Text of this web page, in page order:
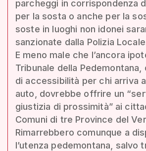
parcheggi in corrispondenza
per la sosta o anche per la
soste in luoghi non idonei
sanzionate dalla Polizia
E meno male che l’ancora
Tribunale della Pedemontana,
di accessibilità per chi arriva
auto, dovrebbe offrire un
giustizia di prossimità” ai
Comuni di tre Province del
Rimarrebbero comunque a
l’utenza pedemontana, salvo